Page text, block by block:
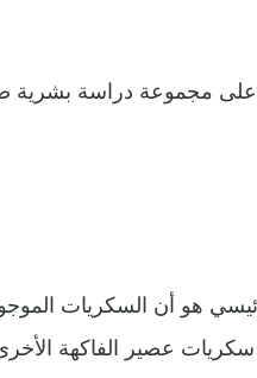
مجموعة دراسة بشرية
هو أن السكريات